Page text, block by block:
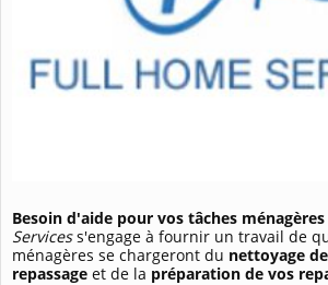
Besoin d'aide pour vos tâches ménagères
Servicess'engage à fournir un travail de
ménagères se chargeront du nettoyage
repassage et de la préparation de vos